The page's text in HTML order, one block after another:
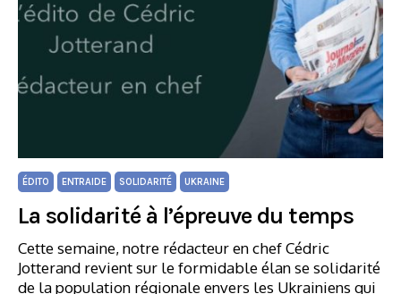
ÉDITO ENTRAIDE SOLIDARITÉ UKRAINE
La solidarité à l’épreuve du temps
Cette semaine, notre rédacteur en chef Cédric
Jotterand revient sur le formidable élan se solidarité
de la population régionale envers les Ukrainiens qui